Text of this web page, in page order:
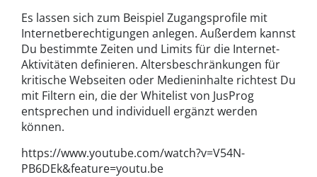
Es lassen sich zum Beispiel Zugangsprofile mit
Internetberechtigungen anlegen. Außerdem kannst
Du bestimmte Zeiten und Limits für die Internet-
Aktivitäten definieren. Altersbeschränkungen für
kritische Webseiten oder Medieninhalte richtest Du
mit Filtern ein, die der Whitelist von JusProg
entsprechen und individuell ergänzt werden
können.
https://www.youtube.com/watch?v=V54N-
PB6DEk&feature=youtu.be